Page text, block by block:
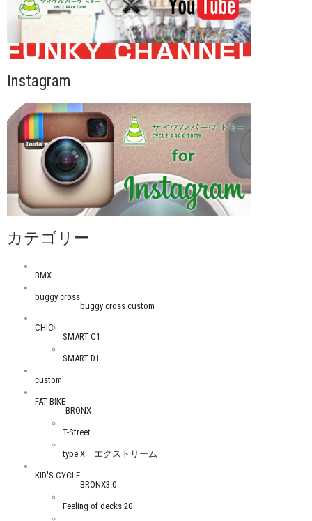
Instagram
カテゴリー
BMX
buggy cross
buggy cross custom
CHIC
SMART C1
SMART D1
custom
FAT BIKE
BRONX
T-Street
type X エクストリーム
KID'S CYCLE
BRONX3.0
Feeling of decks 20